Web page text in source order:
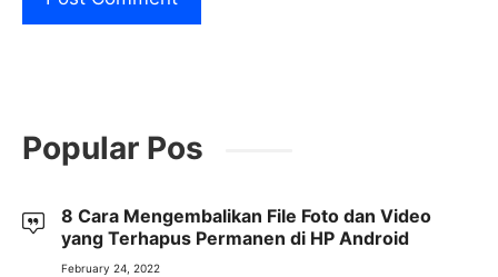
Popular Pos
8 Cara Mengembalikan File Foto dan Video
yang Terhapus Permanen di HP Android
February 24, 2022